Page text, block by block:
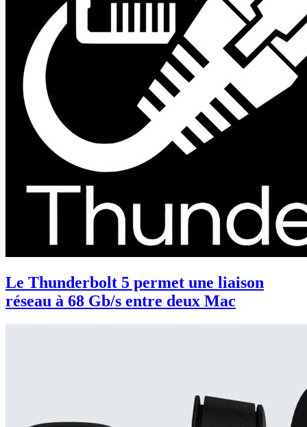
Le Thunderbolt 5 permet une liaison
réseau à 68 Gb/s entre deux Mac